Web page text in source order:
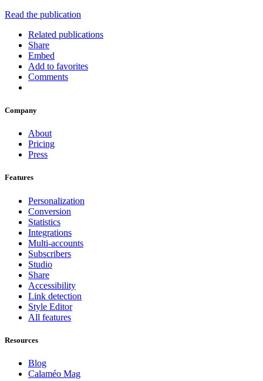
Read the publication
Related publications
Share
Embed
Add to favorites
Comments
Company
About
Pricing
Press
Features
Personalization
Conversion
Statistics
Integrations
Multi-accounts
Subscribers
Studio
Share
Accessibility
Link detection
Style Editor
All features
Resources
Blog
Calaméo Mag